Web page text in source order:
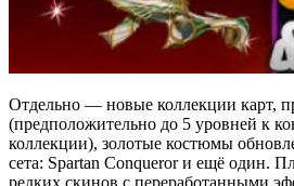
Отдельно — новые коллекции карт,
(предположительно до 5 уровней к
коллекции), золотые костюмы
сета: Spartan Conqueror и ещё один.